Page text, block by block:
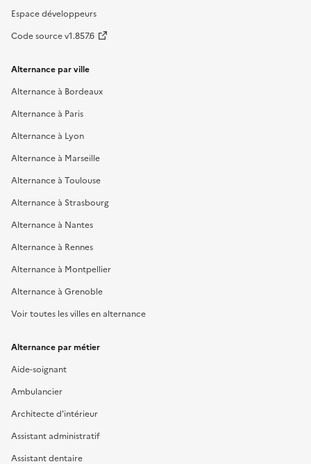
Espace développeurs
Code source v1.857.6
Alternance par ville
Alternance à Bordeaux
Alternance à Paris
Alternance à Lyon
Alternance à Marseille
Alternance à Toulouse
Alternance à Strasbourg
Alternance à Nantes
Alternance à Rennes
Alternance à Montpellier
Alternance à Grenoble
Voir toutes les villes en alternance
Alternance par métier
Aide-soignant
Ambulancier
Architecte d'intérieur
Assistant administratif
Assistant dentaire